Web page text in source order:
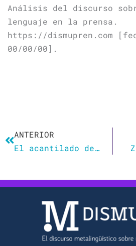
Análisis del discurso
lenguaje en la prensa.
https://dismupren.com
00/00/00].
ANTERIOR
El acantilado de cristal